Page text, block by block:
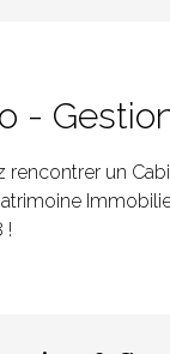
-
rencontrer un
!